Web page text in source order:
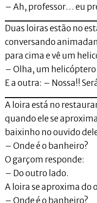
– Ah, professor… eu
Duas loiras estão no
conversando
para cima e vê um
– Olha, um
E a outra: – Nossa!!
A loira está no
quando ele se
baixinho no ouvido
– Onde é o banheiro?
O garçom responde:
– Do outro lado.
A loira se aproxima do
– Onde é o banheiro?